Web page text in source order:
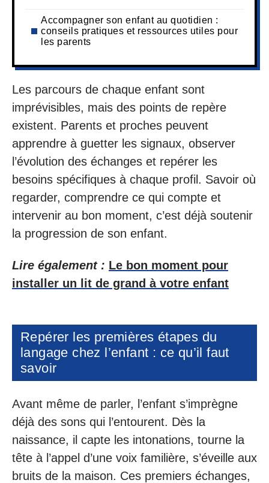
Accompagner son enfant au quotidien :
conseils pratiques et ressources utiles pour
les parents
Les parcours de chaque enfant sont
imprévisibles, mais des points de repère
existent. Parents et proches peuvent
apprendre à guetter les signaux, observer
l’évolution des échanges et repérer les
besoins spécifiques à chaque profil. Savoir où
regarder, comprendre ce qui compte et
intervenir au bon moment, c’est déjà soutenir
la progression de son enfant.
Lire également : Le bon moment pour
installer un lit de grand à votre enfant
Repérer les premières étapes du
langage chez l’enfant : ce qu’il faut
savoir
Avant même de parler, l’enfant s’imprègne
déjà des sons qui l’entourent. Dès la
naissance, il capte les intonations, tourne la
tête à l’appel d’une voix familière, s’éveille aux
bruits de la maison. Ces premiers échanges,